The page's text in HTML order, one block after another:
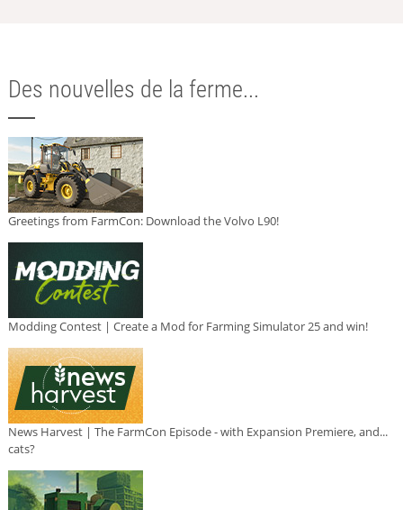
Des nouvelles de la ferme...
Greetings from FarmCon: Download the Volvo L90!
Modding Contest | Create a Mod for Farming Simulator 25 and win!
News Harvest | The FarmCon Episode - with Expansion Premiere, and...
cats?